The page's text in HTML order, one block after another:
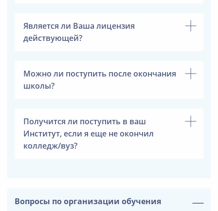
Является ли Ваша лицензия
действующей?
Можно ли поступить после окончания
школы?
Получится ли поступить в ваш
Институт, если я еще не окончил
колледж/вуз?
Вопросы по организации обучения